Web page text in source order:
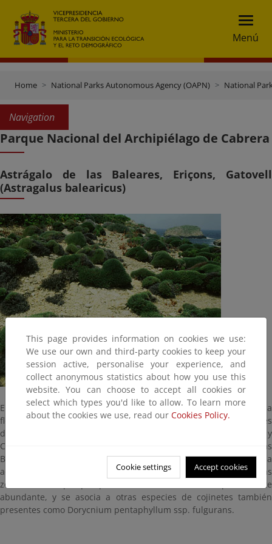
Menú
Home National Parks Autonomous Agency (OAPN) National
Navigation
Parque Nacional del Archipiélago de Cabrera
Astrágalo de las Baleares, Eriçons, Gatovell
(Astragalus balearicus)
El astrágalo es una de las plantas más singulares y genuinas de la
flora balear. Es un componente fundamental de las comunidades
de cojinetes espinosos, típicos del litoral de Mallorca, Menorca y
Cabrera, y una de las asociaciones más importantes de las
Baleares. La forma en cojinete que los caracteriza es una
adaptación a la sequedad y al fuerte viento que se da en las
zonas en las que prosperan. En Cabrera no es especialmente
abundante, y se asocia a otras especies de cojinetes también
presentes como Dorycnium pentaphyllum ssp. fulgurans.
This page provides information on cookies we use:
We use our own and third-party cookies to keep your
session active, personalise your experience, and
collect anonymous statistics about how you use this
website. You can choose to accept all cookies or
select which types you'd like to allow. To learn more
about the cookies we use, read our Cookies Policy.
Cookie settings Accept cookies